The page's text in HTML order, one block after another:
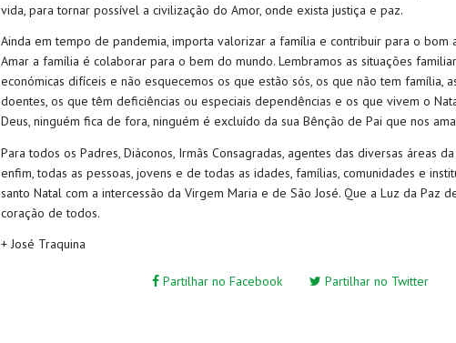
vida, para tornar possível a civilização do Amor, onde exista justiça e paz.
Ainda em tempo de pandemia, importa valorizar a família e contribuir para o bom
Amar a família é colaborar para o bem do mundo. Lembramos as situações
económicas difíceis e não esquecemos os que estão sós, os que não tem família,
doentes, os que têm deficiências ou especiais dependências e os que vivem o
Deus, ninguém fica de fora, ninguém é excluído da sua Bênção de Pai que nos
Para todos os Padres, Diáconos, Irmãs Consagradas, agentes das diversas áreas
enfim, todas as pessoas, jovens e de todas as idades, famílias, comunidades e
santo Natal com a intercessão da Virgem Maria e de São José. Que a Luz da Paz
coração de todos.
+ José Traquina
Partilhar no Facebook Partilhar no Twitter